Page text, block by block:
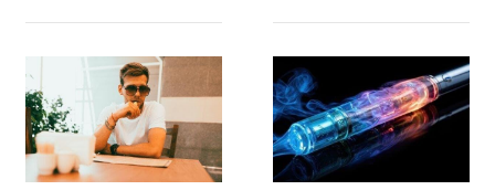
cigarette na e cigareta
elektronske cigarete